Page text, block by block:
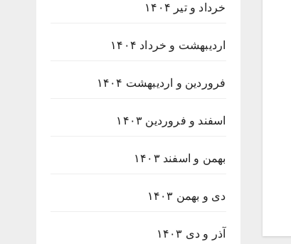
خرداد و تیر ۱۴۰۴
اردیبهشت و خرداد ۱۴۰۴
فروردین و اردیبهشت ۱۴۰۴
اسفند و فروردین ۱۴۰۳
بهمن و اسفند ۱۴۰۳
دی و بهمن ۱۴۰۳
آذر و دی ۱۴۰۳